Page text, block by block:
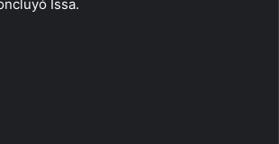
Issa.